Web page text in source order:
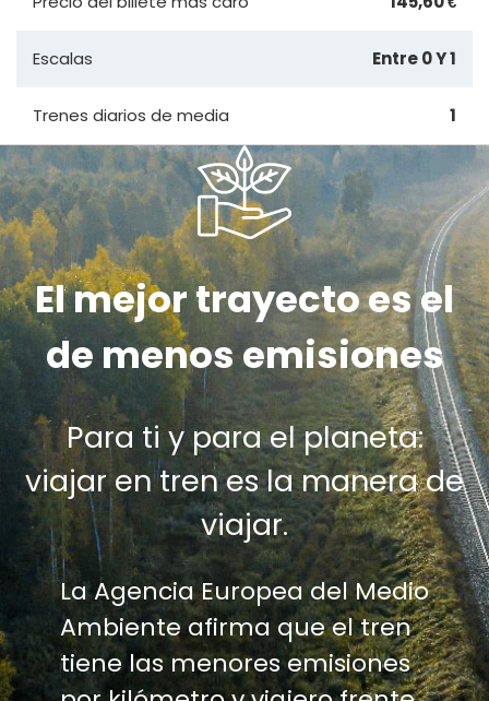
Escalas Entre 0 Y 1
Trenes diarios de media 1
El mejor trayecto es el
de menos emisiones
Para ti y para el planeta:
viajar en tren es la manera de
viajar.
La Agencia Europea del Medio
Ambiente afirma que el tren
tiene las menores emisiones